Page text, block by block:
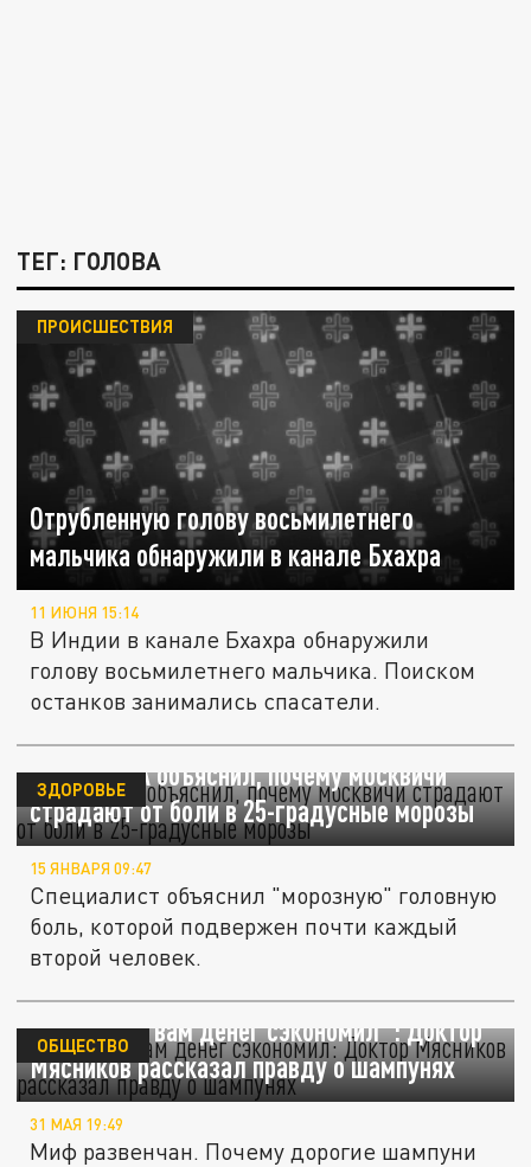
ТЕГ: ГОЛОВА
Отрубленную голову восьмилетнего
мальчика обнаружили в канале Бхахра
ПРОИСШЕСТВИЯ
11 ИЮНЯ 15:14
В Индии в канале Бхахра обнаружили
голову восьмилетнего мальчика. Поиском
останков занимались спасатели.
Врач ФМБА объяснил, почему москвичи
страдают от боли в 25-градусные морозы
ЗДОРОВЬЕ
15 ЯНВАРЯ 09:47
Специалист объяснил "морозную" головную
боль, которой подвержен почти каждый
второй человек.
"Сколько я вам денег сэкономил": Доктор
Мясников рассказал правду о шампунях
ОБЩЕСТВО
31 МАЯ 19:49
Миф развенчан. Почему дорогие шампуни